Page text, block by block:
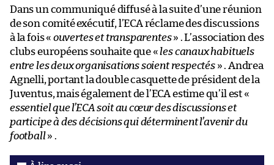
Dans un communiqué diffusé à la suite d’une réunion
de son comité exécutif, l’ECA réclame des discussions
à la fois « ouvertes et transparentes» . L’association des
clubs européens souhaite que « les canaux habituels
entre les deux organisations soient respectés» . Andrea
Agnelli, portant la double casquette de président de la
Juventus, mais également de l’ECA estime qu’il est «
essentiel que l’ECA soit au cœur des discussions et
participe à des décisions qui déterminent l’avenir du
football» .